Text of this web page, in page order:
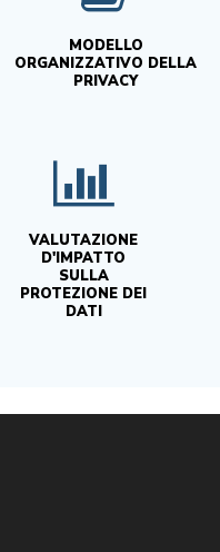
MODELLO
ORGANIZZATIVO DELLA
PRIVACY
VALUTAZIONE
D'IMPATTO
SULLA
PROTEZIONE DEI
DATI